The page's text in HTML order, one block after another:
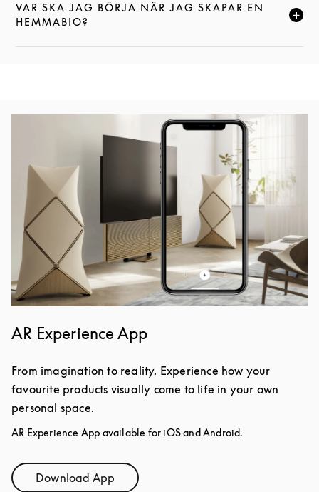
VAR SKA JAG BÖRJA NÄR JAG SKAPAR EN
HEMMABIO?
KLICKA FÖR ATT EXPANDERA DEN HÄR
AR Experience App
From imagination to reality. Experience how your
favourite products visually come to life in your own
personal space.
AR Experience App available for iOS and Android.
Download AppLink Opens in New Tab